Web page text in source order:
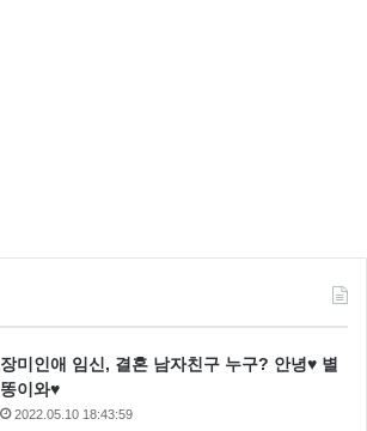
장미인애 임신, 결혼 남자친구 누구? 안녕♥ 별
똥이와♥
2022.05.10 18:43:59